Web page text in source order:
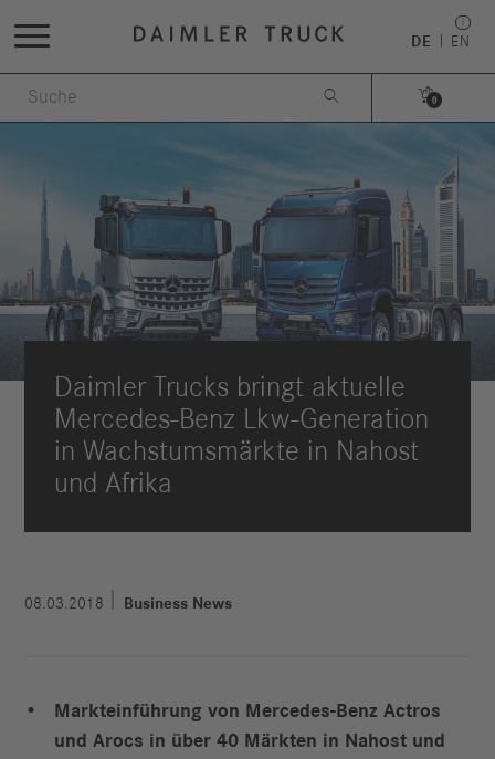
DE EN
 
0
Daimler Trucks bringt aktuelle
Mercedes-Benz Lkw-Generation
in Wachstumsmärkte in Nahost
und Afrika
08.03.2018 Business News
Markteinführung von Mercedes-Benz Actros
und Arocs in über 40 Märkten in Nahost und